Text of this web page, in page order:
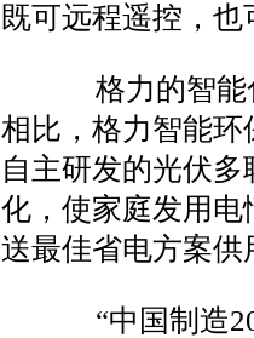
既可远程遥控，
格力的智能化
相比，格力智能
自主研发的光伏
化，使家庭发用电
送最佳省电方案供
“中国制造